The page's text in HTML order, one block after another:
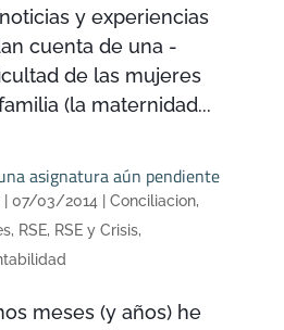
y experiencias
cuenta de una -
de las mujeres
(la maternidad...
asignatura aún pendiente
| 07/03/2014 Conciliacion,
, RSE, RSE y Crisis,
meses (y años) he